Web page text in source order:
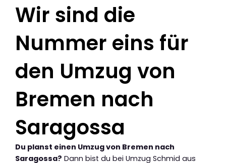
Wir sind die
Nummer eins für
den Umzug von
Bremen nach
Saragossa
Du planst einen Umzug von Bremen nach
Saragossa? Dann bist du bei Umzug Schmid aus